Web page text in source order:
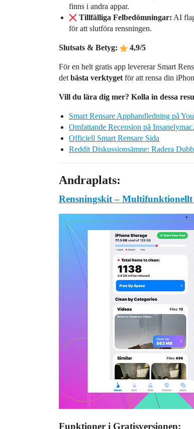
finns i andra appar.
Tillfälliga Felbedömningar: AI
för att slutföra rensningen.
Slutsats & Betyg: 4,9/5
För en helt gratis app levererar Smart
det bästa verktyget för att rensa din
Vill du lära dig mer? Kolla in dessa
Smart Rensare Apphandledning på
Omfattande Recension på
Officiell Smart Rensare Sida
Reddit Diskussionsämne: Radera
Andraplats:
Rensningskit –
Funktioner i Gratisversionen: